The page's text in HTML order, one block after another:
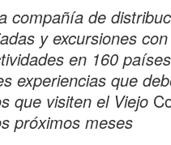
compañía de
y excursiones
en 160
experiencias que
que visiten el Viejo
próximos meses